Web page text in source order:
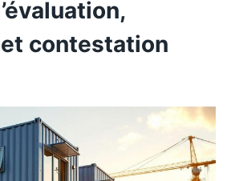
contestation